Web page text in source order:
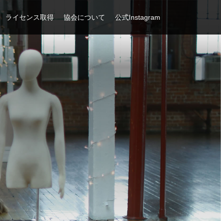
ライセンス取得 協会について 公式Instagram